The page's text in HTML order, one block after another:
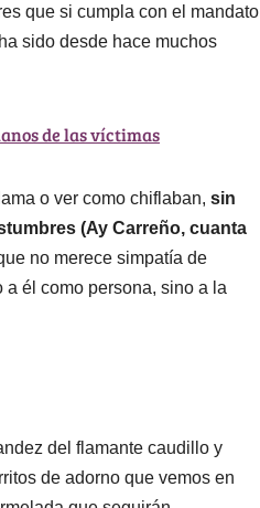
que si cumpla con el mandato
sido desde hace muchos
de las víctimas
o ver como chiflaban, sin
(Ay Carreño, cuanta
no merece simpatía de
él como persona, sino a la
del flamante caudillo y
de adorno que vemos en